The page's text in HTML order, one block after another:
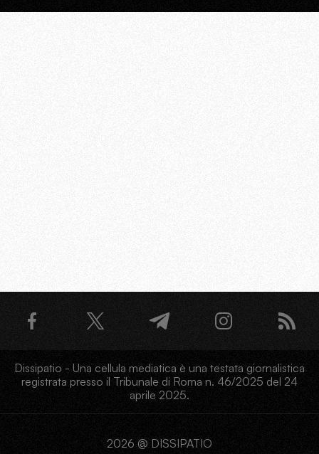
Dissipatio - Una cellula mediatica è una testata giornalistica
registrata presso il Tribunale di Roma n. 46/2025 del 24
aprile 2025.
2026 @ DISSIPATIO